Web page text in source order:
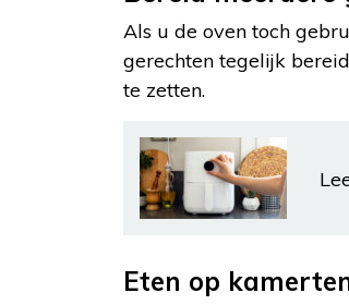
Als u de oven toch
gerechten tegelijk
te zetten.
Eten op